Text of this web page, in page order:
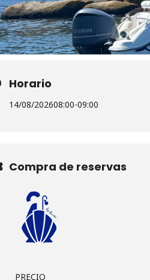
Horario
14/08/202608:00-09:00
Compra de reservas
PRECIO